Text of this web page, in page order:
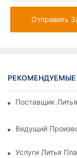
Отправить
РЕКОМЕНДУЕМЫЕ
Поставщик
Ведущий
Услуги Литья